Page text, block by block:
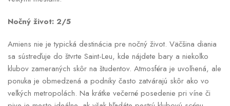
Nočný život: 2/5
Amiens nie je typická destinácia pre nočný život. Väčšina diania
sa sústreďuje do štvrte Saint-Leu, kde nájdete bary a niekoľko
klubov zameraných skôr na študentov. Atmosféra je uvoľnená, ale
ponuka je obmedzená a podniky často zatvárajú skôr ako vo
veľkých metropolách. Na krátke večerné posedenie pri víne či